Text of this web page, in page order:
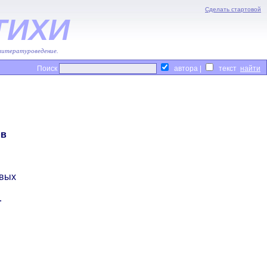
Сделать стартовой
Поиск автора | текст